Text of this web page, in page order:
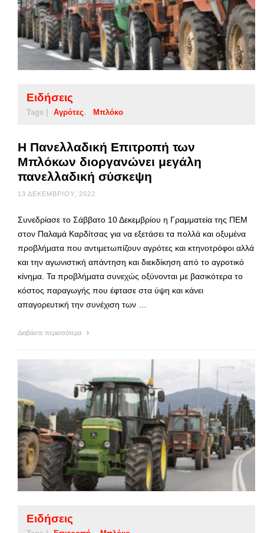
Ειδήσεις
Tags | Αγρότες Μπλόκο
Η Πανελλαδική Επιτροπή των
Μπλόκων διοργανώνει μεγάλη
πανελλαδική σύσκεψη
13 ΔΕΚΕΜΒΡΊΟΥ, 2022
Συνεδρίασε το Σάββατο 10 Δεκεμβρίου η Γραμματεία της ΠΕΜ
στον Παλαμά Καρδίτσας για να εξετάσει τα πολλά και οξυμένα
προβλήματα που αντιμετωπίζουν αγρότες και κτηνοτρόφοι αλλά
και την αγωνιστική απάντηση και διεκδίκηση από το αγροτικό
κίνημα. Τα προβλήματα συνεχώς οξύνονται με βασικότερα το
κόστος παραγωγής που έφτασε στα ύψη και κάνει
απαγορευτική την συνέχιση των …
Διαβάστε περισσότερα
Ειδήσεις